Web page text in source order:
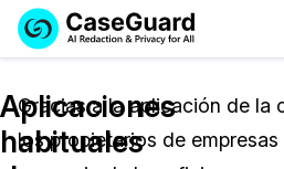
Licencia de CaseGuard
Soluciones
Aplicaciones
habituales
Gracias a la aplicación de la
los propietarios de